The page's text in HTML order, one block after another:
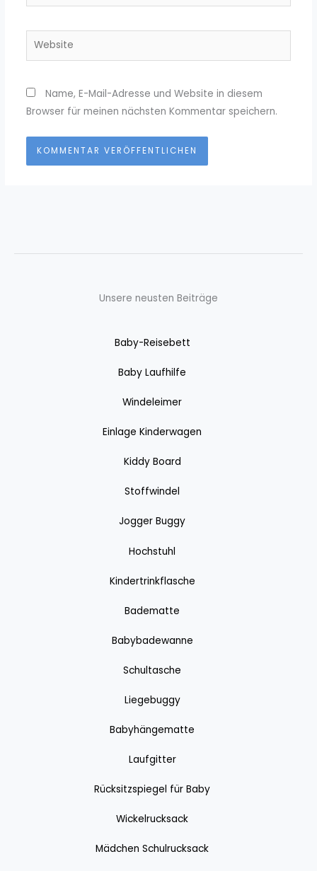
Website
Name, E-Mail-Adresse und Website in diesem
Browser für meinen nächsten Kommentar speichern.
Unsere neusten Beiträge
Baby-Reisebett
Baby Laufhilfe
Windeleimer
Einlage Kinderwagen
Kiddy Board
Stoffwindel
Jogger Buggy
Hochstuhl
Kindertrinkflasche
Badematte
Babybadewanne
Schultasche
Liegebuggy
Babyhängematte
Laufgitter
Rücksitzspiegel für Baby
Wickelrucksack
Mädchen Schulrucksack